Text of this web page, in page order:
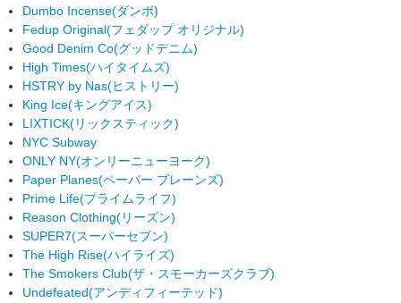
Dumbo Incense(ダンボ)
Fedup Original(フェダップ オリジナル)
Good Denim Co(グッドデニム)
High Times(ハイタイムズ)
HSTRY by Nas(ヒストリー)
King Ice(キングアイス)
LIXTICK(リックスティック)
NYC Subway
ONLY NY(オンリーニューヨーク)
Paper Planes(ペーパー プレーンズ)
Prime Life(プライムライフ)
Reason Clothing(リーズン)
SUPER7(スーパーセブン)
The High Rise(ハイライズ)
The Smokers Club(ザ・スモーカーズクラブ)
Undefeated(アンディフィーテッド)